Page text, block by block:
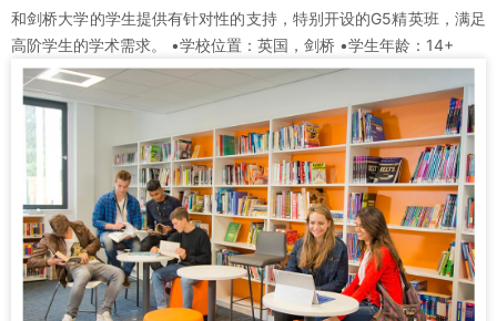
和剑桥大学的学生提供有针对性的支持，特别开设的G5精英班，满足
高阶学生的学术需求。 •学校位置：英国，剑桥 •学生年龄：14+